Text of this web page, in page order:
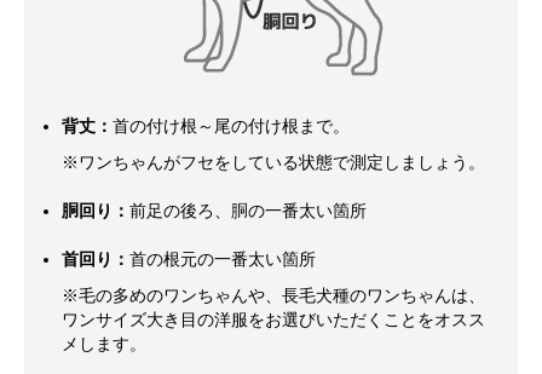
背丈： 首の付け根～尾の付け根まで。
※ワンちゃんがフセをしている状態で測定しましょう。
胴回り： 前足の後ろ、胴の一番太い箇所
首回り： 首の根元の一番太い箇所
※毛の多めのワンちゃんや、長毛犬種のワンちゃんは、
ワンサイズ大き目の洋服をお選びいただくことをオスス
メします。